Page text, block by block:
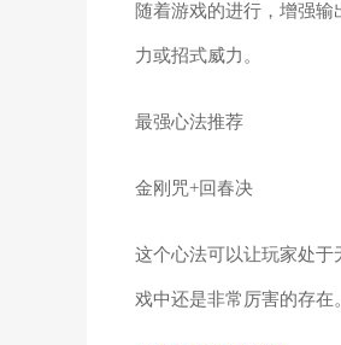
随着游戏的进行，增强
力或招式威力。
最强心法推荐
金刚咒+回春决
这个心法可以让玩家处
戏中还是非常厉害的存在。